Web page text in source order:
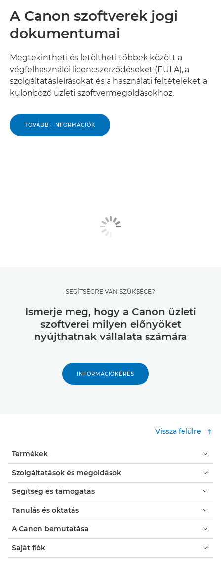
A Canon szoftverek jogi
dokumentumai
Megtekintheti és letöltheti többek között a
végfelhasználói licencszerződéseket (EULA), a
szolgáltatásleírásokat és a használati feltételeket a
különböző üzleti szoftvermegoldásokhoz.
TOVÁBBI INFORMÁCIÓK
SEGÍTSÉGRE VAN SZÜKSÉGE?
Ismerje meg, hogy a Canon üzleti
szoftverei milyen előnyöket
nyújthatnak vállalata számára
INFORMÁCIÓKÉRÉS
Vissza felülre
Termékek
Szolgáltatások és megoldások
Segítség és támogatás
Tanulás és oktatás
A Canon bemutatása
Saját fiók